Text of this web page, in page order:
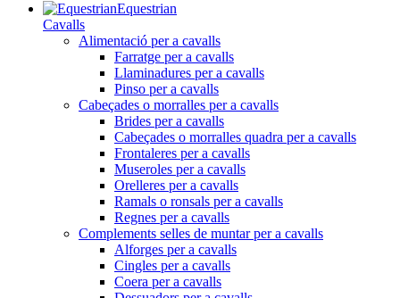
Equestrian
Cavalls
Alimentació per a cavalls
Farratge per a cavalls
Llaminadures per a cavalls
Pinso per a cavalls
Cabeçades o morralles per a cavalls
Brides per a cavalls
Cabeçades o morralles quadra per a cavalls
Frontaleres per a cavalls
Museroles per a cavalls
Orelleres per a cavalls
Ramals o ronsals per a cavalls
Regnes per a cavalls
Complements selles de muntar per a cavalls
Alforges per a cavalls
Cingles per a cavalls
Coera per a cavalls